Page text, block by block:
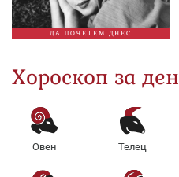
ДА ПОЧЕТЕМ ДНЕС
Хороскоп за
Овен Телец